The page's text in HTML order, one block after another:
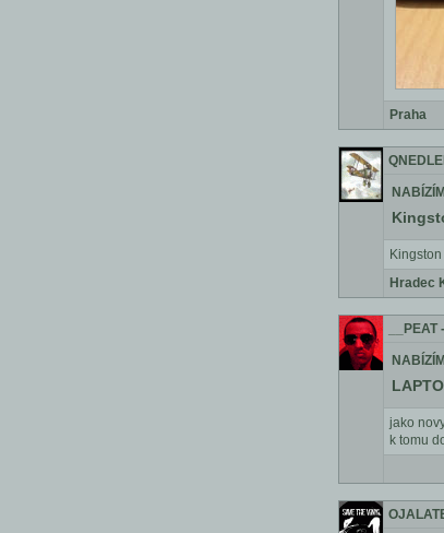
Praha
NABÍZÍM
Hradec
__PEAT
NABÍZÍM
jako
k tomu